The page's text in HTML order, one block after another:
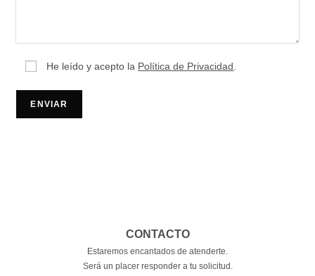
He leído y acepto la Política de Privacidad
CONTACTO
Estaremos encantados de atenderte.
Será un placer responder a tu solicitud.